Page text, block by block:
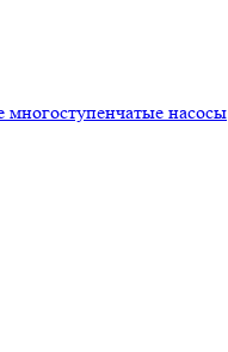
многоступенчатые насосы